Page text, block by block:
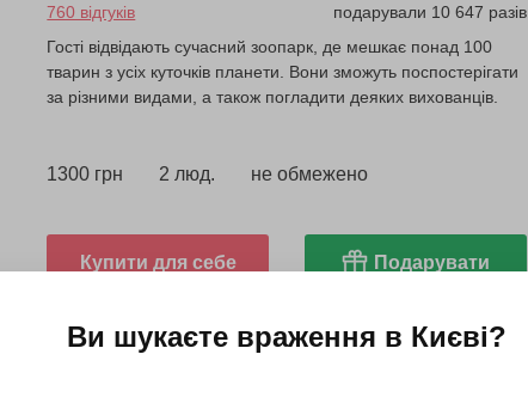
760 відгуків
подарували 10 647 разів
Гості відвідають сучасний зоопарк, де мешкає понад 100
тварин з усіх куточків планети. Вони зможуть поспостерігати
за різними видами, а також погладити деяких вихованців.
1300 грн 2 люд. не обмежено
Купити для себе Подарувати
Ви шукаєте враження в Києві?